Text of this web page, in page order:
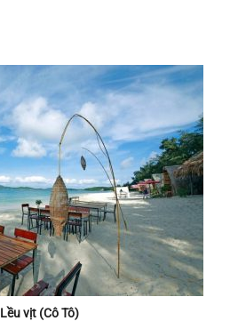
Lều vịt (Cô Tô)